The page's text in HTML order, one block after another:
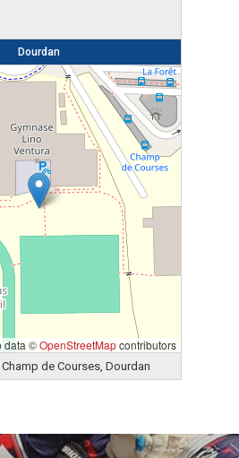
Dourdan
data ©OpenStreetMapcontributors
de Courses, Dourdan